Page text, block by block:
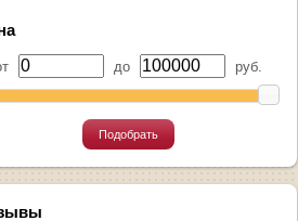
до руб.
Подобрать